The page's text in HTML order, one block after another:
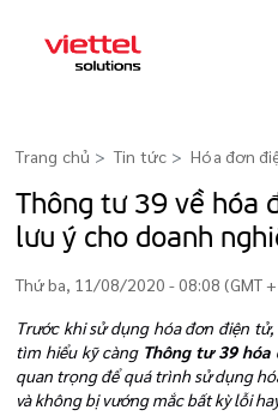
Trang chủ Tin tức Hóa đơn
Thông tư 39 về hóa
lưu ý cho doanh
Thứ ba, 11/08/2020 - 08:08 (GMT
Trước khi sử dụng hóa đơn điện
tìm hiểu kỹ càng Thông tư 39
quan trọng để quá trình sử dụng
và không bị vướng mắc bất kỳ lỗi